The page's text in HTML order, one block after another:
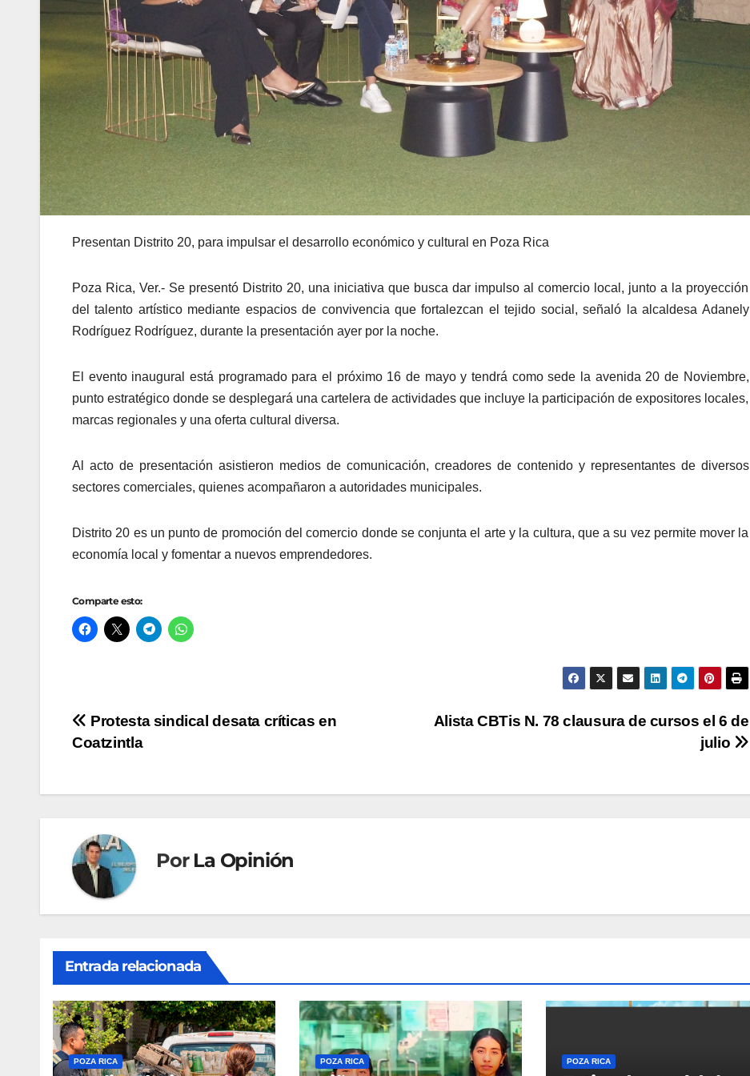
Presentan Distrito 20, para impulsar el desarrollo económico y cultural en Poza Rica
Poza Rica, Ver.- Se presentó Distrito 20, una iniciativa que busca dar impulso al comercio local, junto a la proyección
del talento artístico mediante espacios de convivencia que fortalezcan el tejido social, señaló la alcaldesa Adanely
Rodríguez Rodríguez, durante la presentación ayer por la noche.
El evento inaugural está programado para el próximo 16 de mayo y tendrá como sede la avenida 20 de Noviembre,
punto estratégico donde se desplegará una cartelera de actividades que incluye la participación de expositores locales,
marcas regionales y una oferta cultural diversa.
Al acto de presentación asistieron medios de comunicación, creadores de contenido y representantes de diversos
sectores comerciales, quienes acompañaron a autoridades municipales.
Distrito 20 es un punto de promoción del comercio donde se conjunta el arte y la cultura, que a su vez permite mover la
economía local y fomentar a nuevos emprendedores.
Comparte esto:
Navegación
entradas
Alista CBTis N. 78 clausura de cursos el 6 de
julio
Protesta sindical desata críticas en
Coatzintla
Por La Opinión
Entrada relacionada
POZA RICA POZA RICA POZA RICA